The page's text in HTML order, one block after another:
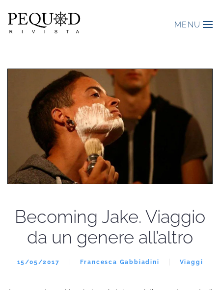
MENU
Becoming Jake. Viaggio
da un genere all’altro
15/05/2017 Francesca Gabbiadini Viaggi